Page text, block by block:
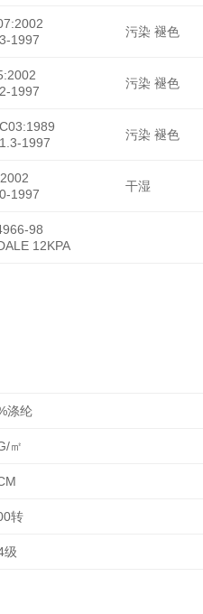
1997
污染 褪色
1997
污染 褪色
1997
污染 褪色
1997
干湿
98
12KPA
涤纶
㎡
转
级